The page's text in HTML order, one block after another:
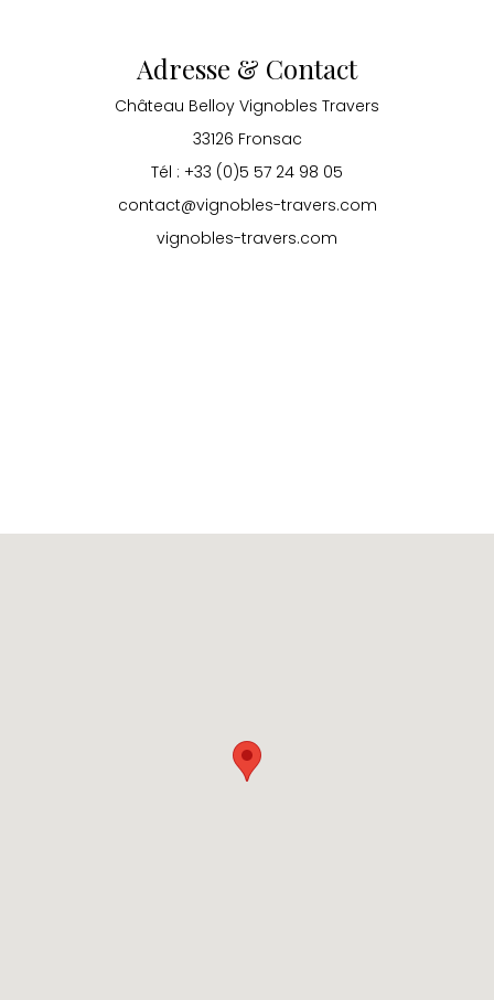
Adresse & Contact
Château Belloy Vignobles Travers
33126 Fronsac
Tél : +33 (0)5 57 24 98 05
contact@vignobles-travers.com
vignobles-travers.com